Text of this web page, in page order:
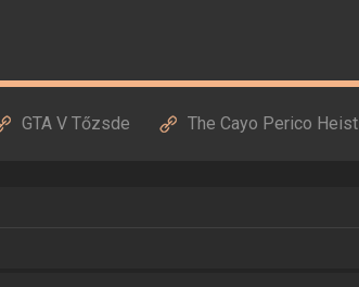
GTA V Tőzsde The Cayo Perico Heist